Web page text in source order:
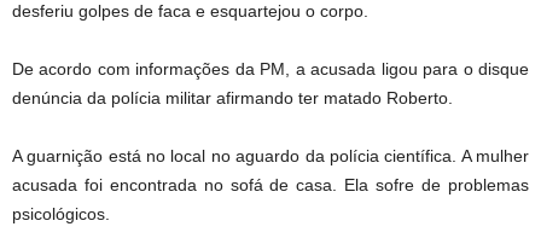
desferiu golpes de faca e esquartejou o corpo.
De acordo com informações da PM, a acusada ligou para o disque
denúncia da polícia militar afirmando ter matado Roberto.
A guarnição está no local no aguardo da polícia científica. A mulher
acusada foi encontrada no sofá de casa. Ela sofre de problemas
psicológicos.